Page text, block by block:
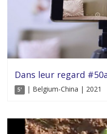
Dans leur regard
5' | Belgium-China | 2021